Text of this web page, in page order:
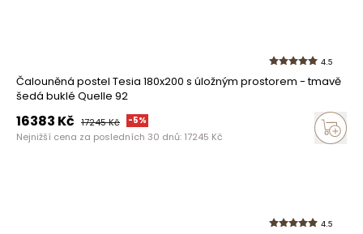
4.5
Čalouněná postel Tesia 180x200 s úložným prostorem - tmavě
šedá buklé Quelle 92
16383 Kč 17245Kč -5%
Nejnižší cena za posledních 30 dnů: 17245 Kč
4.5